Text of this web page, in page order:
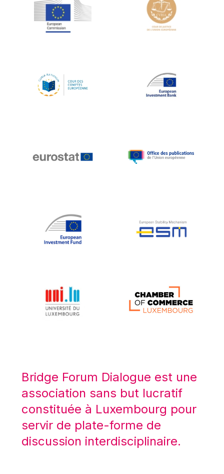
Jean-Louis Schiltz
Jean-Victor Louis
Johnny Åkerholm
Katharien L.C. Hunt
Klaus-Heiner Lehne
Koen LENAERTS
Lars Heikensten
Lucas Papademos
Máire Geoghegan-Quinn
Mario Centeno
Mario Monti
Maroš ŠEFČOVIČ
Martin Bailey
Martine Reicherts
Bridge Forum Dialogue est une
association sans but lucratif
constituée à Luxembourg pour
servir de plate-forme de
discussion interdisciplinaire.